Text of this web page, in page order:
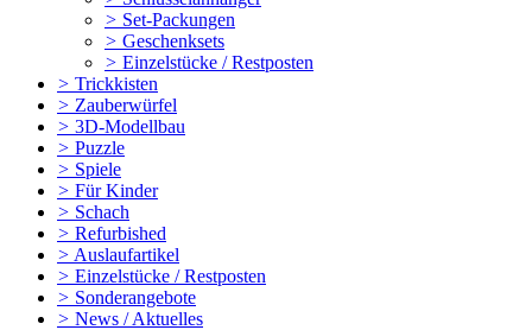
> Set-Packungen
> Geschenksets
> Einzelstücke / Restposten
> Trickkisten
> Zauberwürfel
> 3D-Modellbau
> Puzzle
> Spiele
> Für Kinder
> Schach
> Refurbished
> Auslaufartikel
> Einzelstücke / Restposten
> Sonderangebote
> News / Aktuelles